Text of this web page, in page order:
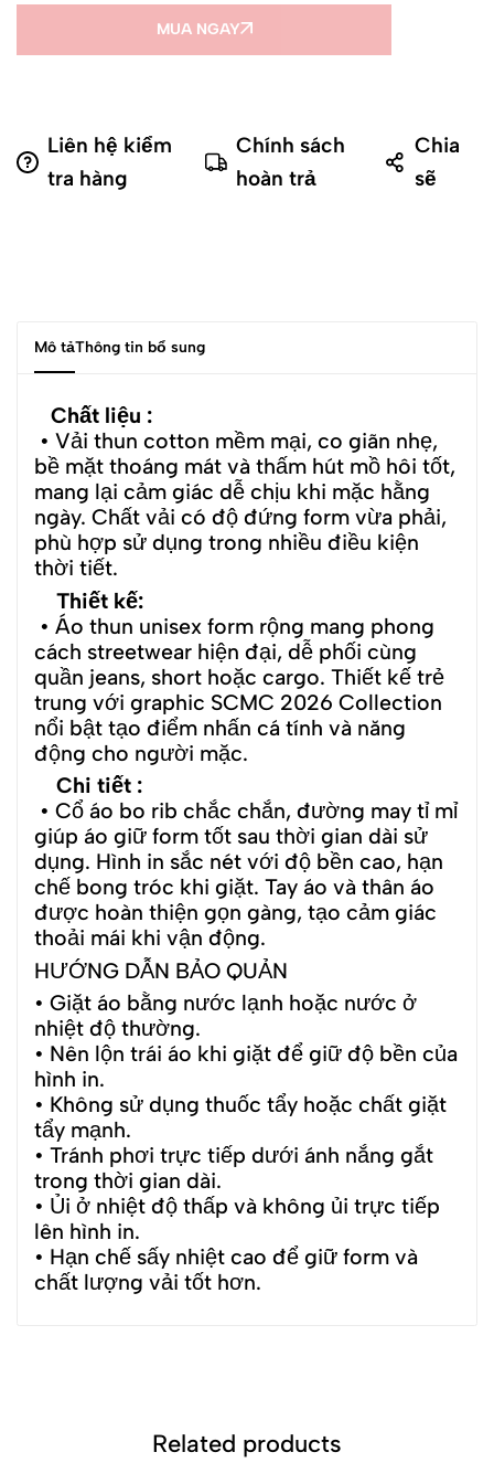
MUA NGAY
Liên hệ kiểm
tra hàng
Chính sách
hoàn trả
Chia
sẽ
Mô tảThông tin bổ sung
Chất liệu :
• Vải thun cotton mềm mại, co giãn nhẹ,
bề mặt thoáng mát và thấm hút mồ hôi tốt,
mang lại cảm giác dễ chịu khi mặc hằng
ngày. Chất vải có độ đứng form vừa phải,
phù hợp sử dụng trong nhiều điều kiện
thời tiết.
Thiết kế:
• Áo thun unisex form rộng mang phong
cách streetwear hiện đại, dễ phối cùng
quần jeans, short hoặc cargo. Thiết kế trẻ
trung với graphic SCMC 2026 Collection
nổi bật tạo điểm nhấn cá tính và năng
động cho người mặc.
Chi tiết :
• Cổ áo bo rib chắc chắn, đường may tỉ mỉ
giúp áo giữ form tốt sau thời gian dài sử
dụng. Hình in sắc nét với độ bền cao, hạn
chế bong tróc khi giặt. Tay áo và thân áo
được hoàn thiện gọn gàng, tạo cảm giác
thoải mái khi vận động.
HƯỚNG DẪN BẢO QUẢN
• Giặt áo bằng nước lạnh hoặc nước ở
nhiệt độ thường.
• Nên lộn trái áo khi giặt để giữ độ bền của
hình in.
• Không sử dụng thuốc tẩy hoặc chất giặt
tẩy mạnh.
• Tránh phơi trực tiếp dưới ánh nắng gắt
trong thời gian dài.
• Ủi ở nhiệt độ thấp và không ủi trực tiếp
lên hình in.
• Hạn chế sấy nhiệt cao để giữ form và
chất lượng vải tốt hơn.
Related products